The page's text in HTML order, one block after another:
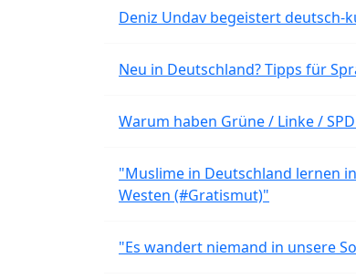
Deniz Undav begeistert
Neu in Deutschland? Tipps für
Warum haben Grüne / Linke /
"Muslime in Deutschland lernen
Westen (#Gratismut)"
"Es wandert niemand in unsere